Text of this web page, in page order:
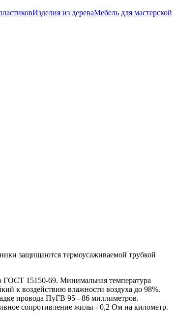
Изделия из дереваМебель для мастерской
защищаются термоусаживаемой трубкой
15150-69. Минимальная температура
к воздействию влажности воздуха до 98%.
провода ПуГВ 95 - 86 миллиметров.
сопротивление жилы - 0,2 Ом на километр.